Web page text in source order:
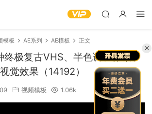
模板 AE系列 AE模板 正文
终极复古VHS、半色调、像素、
觉效果（14192）
视频模板 1.06k